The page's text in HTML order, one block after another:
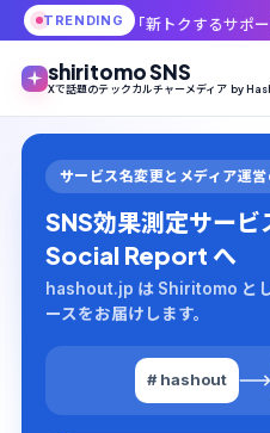
TRENDING
トクするサポート＋」査定基準を
shiritomo SNS
Xで話題のテックカルチャーメディア by
サービス名変更とメディア運
SNS効果測定サー
Social Report へ
hashout.jp は Shiritomo と
ースをお届けします。
# hashout